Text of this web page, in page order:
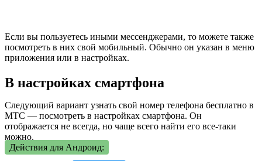
Если вы пользуетесь иными мессенджерами, то можете также
посмотреть в них свой мобильный. Обычно он указан в меню
приложения или в настройках.
В настройках смартфона
Следующий вариант узнать свой номер телефона бесплатно в
МТС — посмотреть в настройках смартфона. Он
отображается не всегда, но чаще всего найти его все-таки
можно.
Действия для Андроид: